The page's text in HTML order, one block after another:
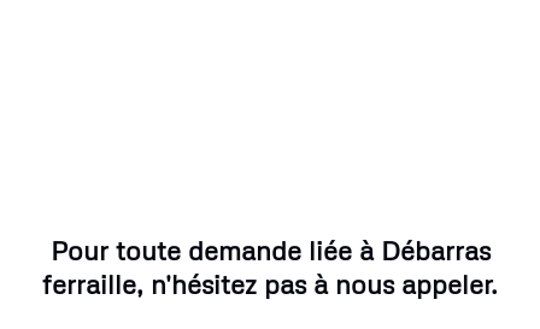
Pour toute demande liée à Débarras
ferraille, n'hésitez pas à nous appeler.